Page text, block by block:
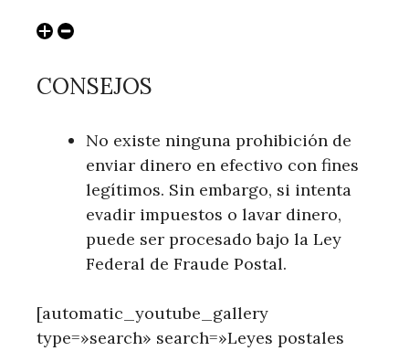
CONSEJOS
No existe ninguna prohibición de
enviar dinero en efectivo con fines
legítimos. Sin embargo, si intenta
evadir impuestos o lavar dinero,
puede ser procesado bajo la Ley
Federal de Fraude Postal.
[automatic_youtube_gallery
type=»search» search=»Leyes postales